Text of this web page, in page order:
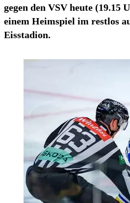
gegen den VSV heute (19.15
einem Heimspiel im restlos
Eisstadion.